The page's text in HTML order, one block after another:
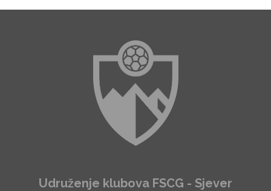
Udruženje klubova FSCG - Sjever